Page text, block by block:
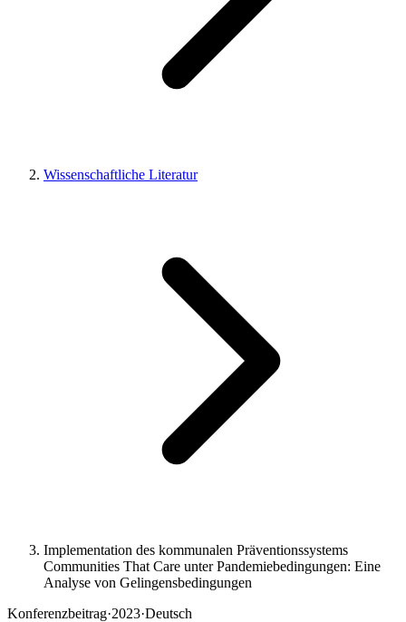
Wissenschaftliche Literatur
Implementation des kommunalen Präventionssystems
Communities That Care unter Pandemiebedingungen: Eine
Analyse von Gelingensbedingungen
Konferenzbeitrag·2023·Deutsch